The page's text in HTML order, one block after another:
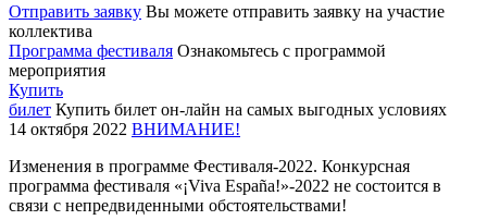
Отправить заявку Вы можете отправить заявку на участие
коллектива
Программа фестиваля Ознакомьтесь с программой
мероприятия
Купить
билет Купить билет он-лайн на самых выгодных условиях
14 октября 2022 ВНИМАНИЕ!
Изменения в программе Фестиваля-2022. Конкурсная
программа фестиваля «¡Viva España!»-2022 не состоится в
связи с непредвиденными обстоятельствами!